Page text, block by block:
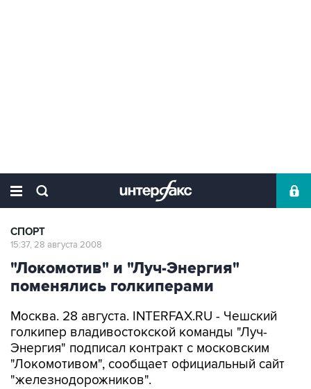
СПОРТ
15:37, 28 августа 2008
"Локомотив" и "Луч-Энергия"
поменялись голкиперами
Москва. 28 августа. INTERFAX.RU - Чешский
голкипер владивостокской команды "Луч-
Энергия" подписал контракт с московским
"Локомотивом", сообщает официальный сайт
"железнодорожников".